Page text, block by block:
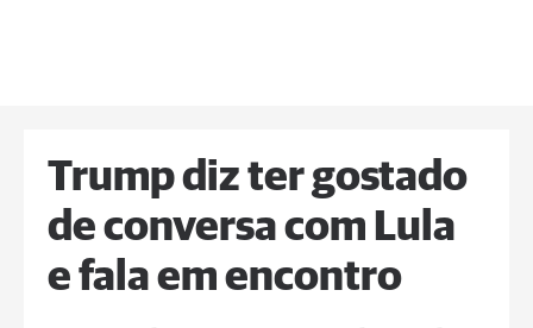
Trump diz ter gostado
de conversa com Lula
e fala em encontro